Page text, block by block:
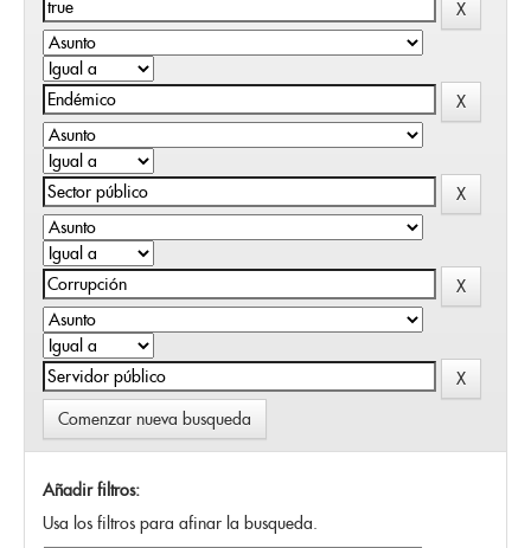
Comenzar nueva busqueda
Añadir filtros:
Usa los filtros para afinar la busqueda.